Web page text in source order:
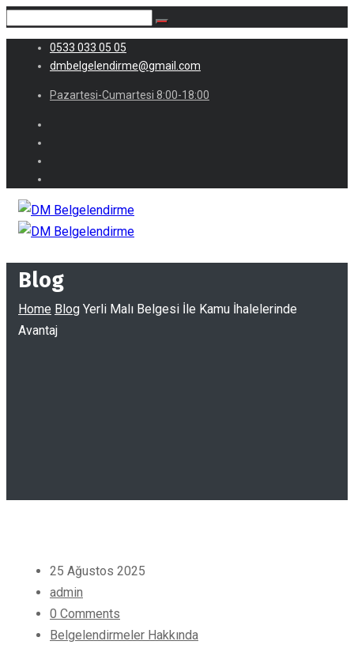
0533 033 05 05
dmbelgelendirme@gmail.com
Pazartesi-Cumartesi 8:00-18:00
Blog
Home Blog Yerli Malı Belgesi İle Kamu İhalelerinde
Avantaj
25 Ağustos 2025
admin
0 Comments
Belgelendirmeler Hakkında